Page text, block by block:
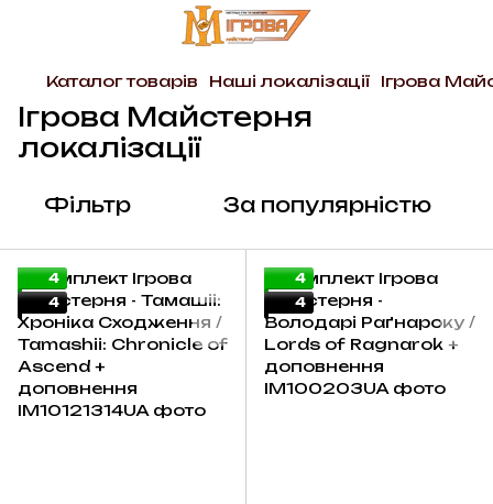
Каталог товарів Наші локалізації Ігрова
Ігрова Майстерня
локалізації
Фільтр За популярністю
4
4
4
4